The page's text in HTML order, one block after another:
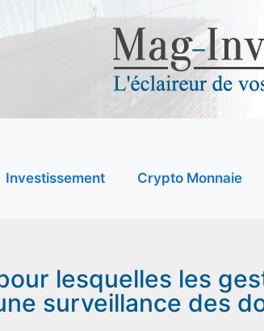
Investissement Crypto Monnaie
lesquelles les
surveillance des